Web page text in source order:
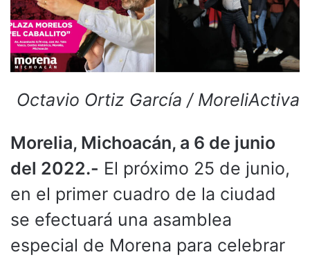
Octavio Ortiz García / MoreliActiva
Morelia, Michoacán, a 6 de junio
del 2022.- El próximo 25 de junio,
en el primer cuadro de la ciudad
se efectuará una asamblea
especial de Morena para celebrar